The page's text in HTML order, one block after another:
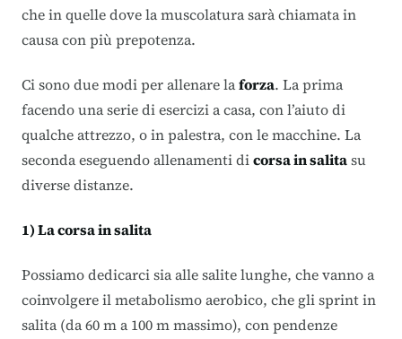
che in quelle dove la muscolatura sarà chiamata in
causa con più prepotenza.
Ci sono due modi per allenare laforza. La prima
facendo una serie di esercizi a casa, con l’aiuto di
qualche attrezzo, o in palestra, con le macchine. La
seconda eseguendo allenamenti dicorsa in salitasu
diverse distanze.
1) La corsa in salita
Possiamo dedicarci sia alle salite lunghe, che vanno a
coinvolgere il metabolismo aerobico, che gli sprint in
salita (da 60 m a 100 m massimo), con pendenze